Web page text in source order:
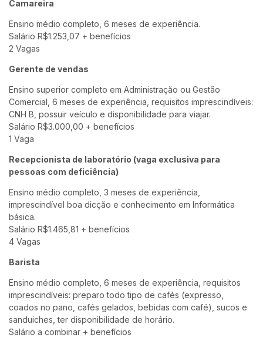
Camareira
Ensino médio completo, 6 meses de experiência.
Salário R$1.253,07 + benefícios
2 Vagas
Gerente de vendas
Ensino superior completo em Administração ou Gestão
Comercial, 6 meses de experiência, requisitos imprescindíveis:
CNH B, possuir veículo e disponibilidade para viajar.
Salário R$3.000,00 + benefícios
1 Vaga
Recepcionista de laboratório (vaga exclusiva para
pessoas com deficiência)
Ensino médio completo, 3 meses de experiência,
imprescindível boa dicção e conhecimento em Informática
básica.
Salário R$1.465,81 + benefícios
4 Vagas
Barista
Ensino médio completo, 6 meses de experiência, requisitos
imprescindíveis: preparo todo tipo de cafés (expresso,
coados no pano, cafés gelados, bebidas com café), sucos e
sanduiches, ter disponibilidade de horário.
Salário a combinar + benefícios